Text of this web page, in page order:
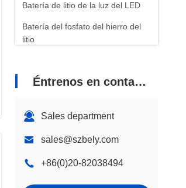
Batería de litio de la luz del LED
Batería del fosfato del hierro del
litio
telecomunicaciones
Éntrenos en contacto con
Sales department
sales@szbely.com
+86(0)20-82038494